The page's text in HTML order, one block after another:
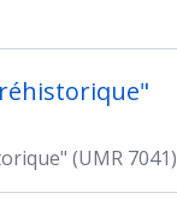
(UMR 7041)